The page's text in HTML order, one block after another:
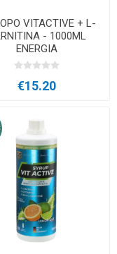
VITACTIVE + L-
- 1000ML
ENERGIA
€15.20